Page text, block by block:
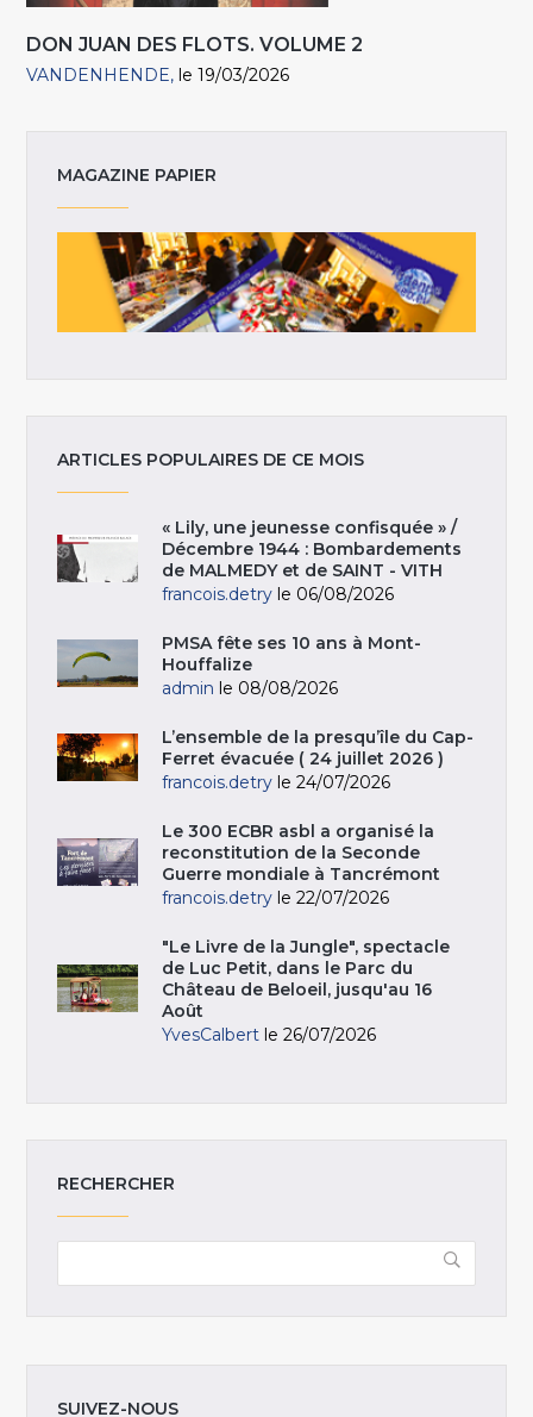
DON JUAN DES FLOTS. VOLUME 2
VANDENHENDE le 19/03/2026
MAGAZINE PAPIER
ARTICLES POPULAIRES DE CE MOIS
« Lily, une jeunesse confisquée » /
Décembre 1944 : Bombardements
de MALMEDY et de SAINT - VITH
francois.detry le 06/08/2026
PMSA fête ses 10 ans à Mont-
Houffalize
admin le 08/08/2026
L’ensemble de la presqu’île du Cap-
Ferret évacuée ( 24 juillet 2026 )
francois.detry le 24/07/2026
Le 300 ECBR asbl a organisé la
reconstitution de la Seconde
Guerre mondiale à Tancrémont
francois.detry le 22/07/2026
"Le Livre de la Jungle", spectacle
de Luc Petit, dans le Parc du
Château de Beloeil, jusqu'au 16
Août
YvesCalbert le 26/07/2026
RECHERCHER
SUIVEZ-NOUS